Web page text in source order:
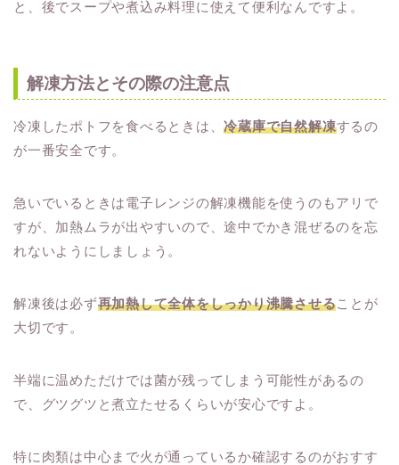
と、後でスープや煮込み料理に使えて便利なんですよ。
解凍方法とその際の注意点
冷凍したポトフを食べるときは、冷蔵庫で自然解凍するの
が一番安全です。
急いでいるときは電子レンジの解凍機能を使うのもアリで
すが、加熱ムラが出やすいので、途中でかき混ぜるのを忘
れないようにしましょう。
解凍後は必ず再加熱して全体をしっかり沸騰させることが
大切です。
半端に温めただけでは菌が残ってしまう可能性があるの
で、グツグツと煮立たせるくらいが安心ですよ。
特に肉類は中心まで火が通っているか確認するのがおすす